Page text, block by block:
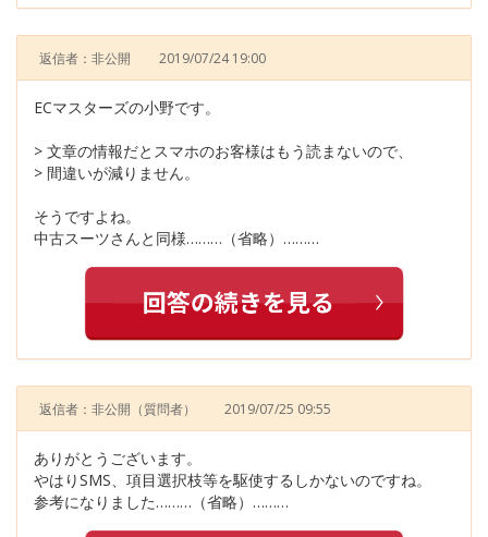
返信者：非公開 2019/07/24 19:00
ECマスターズの小野です。
> 文章の情報だとスマホのお客様はもう読まないので、
> 間違いが減りません。
そうですよね。
中古スーツさんと同様………（省略）………
返信者：非公開 （質問者） 2019/07/25 09:55
ありがとうございます。
やはりSMS、項目選択枝等を駆使するしかないのですね。
参考になりました………（省略）………